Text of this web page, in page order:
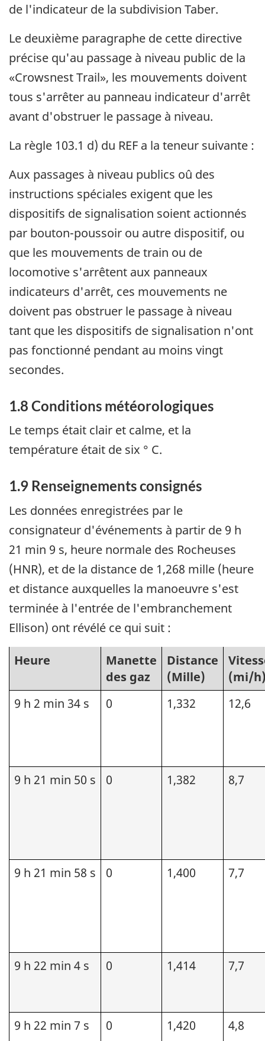
de l'indicateur de la subdivision Taber.
Le deuxième paragraphe de cette directive
précise qu'au passage à niveau public de la
«Crowsnest Trail», les mouvements doivent
tous s'arrêter au panneau indicateur d'arrêt
avant d'obstruer le passage à niveau.
La règle 103.1 d) du REF a la teneur suivante :
Aux passages à niveau publics oû des
instructions spéciales exigent que les
dispositifs de signalisation soient actionnés
par bouton-poussoir ou autre dispositif, ou
que les mouvements de train ou de
locomotive s'arrêtent aux panneaux
indicateurs d'arrêt, ces mouvements ne
doivent pas obstruer le passage à niveau
tant que les dispositifs de signalisation n'ont
pas fonctionné pendant au moins vingt
secondes.
1.8 Conditions météorologiques
Le temps était clair et calme, et la
température était de six ° C.
1.9 Renseignements consignés
Les données enregistrées par le
consignateur d'événements à partir de 9 h
21 min 9 s, heure normale des Rocheuses
(HNR), et de la distance de 1,268 mille (heure
et distance auxquelles la manoeuvre s'est
terminée à l'entrée de l'embranchement
Ellison) ont révélé ce qui suit :
Heure
Manette
des gaz
Distance
(Mille)
(mi/
9 h 2 min 34 s
0 1,332 12,6
9 h 21 min 50 s 0 1,382 8,7
9 h 21 min 58 s 0 1,400 7,7
9 h 22 min 4 s 0 1,414 7,7
9 h 22 min 7 s 0 1,420 4,8